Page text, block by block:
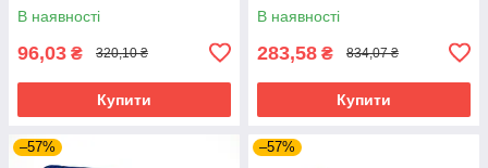
В наявності
96,03 ₴ 320,10 ₴
Купити
В наявності
283,58 ₴ 834,07 ₴
Купити
–57% –57%